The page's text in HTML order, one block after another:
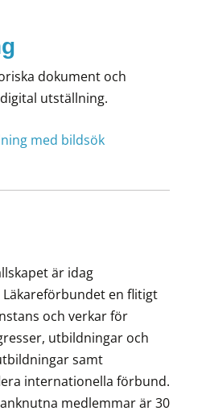
dokument och
utställning.
med bildsök
är idag
en flitigt
och verkar för
utbildningar och
samt
internationella förbund.
medlemmar är 30